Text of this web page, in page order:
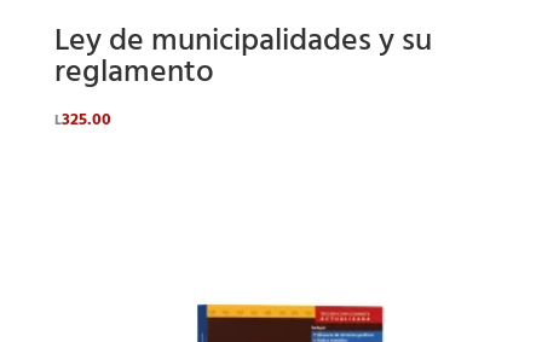
Ley de municipalidades y su
reglamento
L325.00